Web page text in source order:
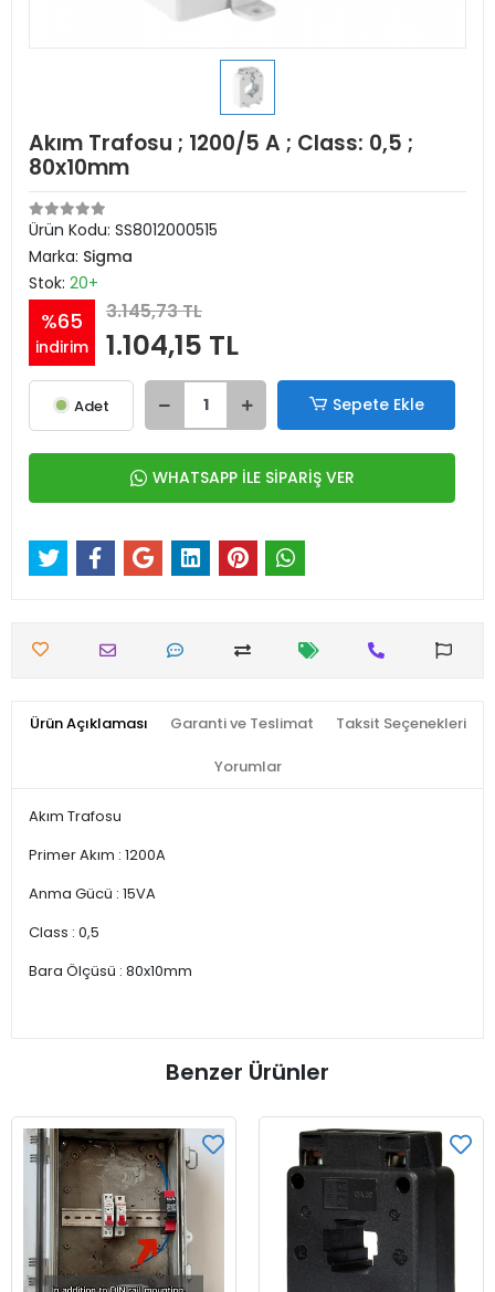
Akım Trafosu ; 1200/5 A ; Class: 0,5 ;
80x10mm
Ürün Kodu: SS8012000515
Marka: Sigma
Stok: 20+
%65
indirim
3.145,73 TL
1.104,15 TL
Adet Sepete Ekle
WHATSAPP İLE SİPARİŞ VER
Ürün Açıklaması Garanti ve Teslimat Taksit Seçenekleri
Yorumlar
Akım Trafosu
Primer Akım : 1200A
Anma Gücü : 15VA
Class : 0,5
Bara Ölçüsü : 80x10mm
Benzer Ürünler